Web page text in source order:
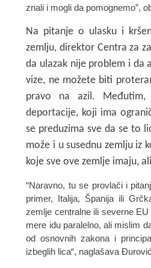
znali i mogli da pomognemo”,
Na pitanje o ulasku i
zemlju, direktor Centra za
da ulazak nije problem i da
vize, ne možete biti
pravo na azil.
deportacije, koji ima
se preduzima sve da se to
može i u susednu zemlju iz
koje sve ove zemlje imaju,
“Naravno, tu se provlači i
primer, Italija, Španija ili
zemlje centralne ili severne
mere idu paralelno, ali mislim
od osnovnih zakona i
izbeglih lica“, naglašava